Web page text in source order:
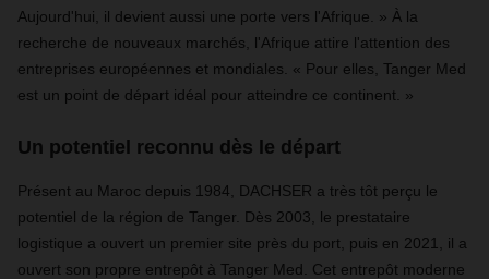
Aujourd'hui, il devient aussi une porte vers l'Afrique. » À la
recherche de nouveaux marchés, l'Afrique attire l'attention des
entreprises européennes et mondiales. « Pour elles, Tanger Med
est un point de départ idéal pour atteindre ce continent. »
Un potentiel reconnu dès le départ
Présent au Maroc depuis 1984, DACHSER a très tôt perçu le
potentiel de la région de Tanger. Dès 2003, le prestataire
logistique a ouvert un premier site près du port, puis en 2021, il a
ouvert son propre entrepôt à Tanger Med. Cet entrepôt moderne